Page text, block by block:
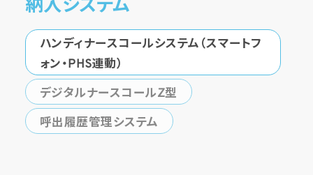
納入システム
ハンディナースコールシステム（スマートフ
ォン・PHS連動）
デジタルナースコールZ型
呼出履歴管理システム